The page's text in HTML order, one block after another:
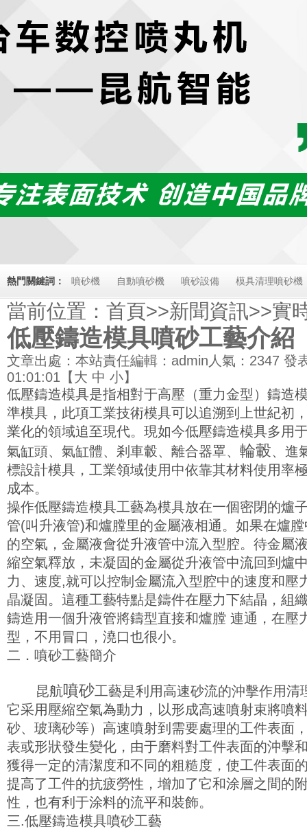
熱門關鍵詞： 噴砂機 自動噴砂機 噴砂設備 模具清理噴砂機
當前位置： 首頁>>新聞資訊>>實
低壓鑄造模具噴砂工藝介紹
文章出處：本站責任編輯：admin 人氣： 2347 發
01:01:01【大 中 小】
低壓鑄造模具是指相對于高壓（重力金型）鑄造
準模具，此項工業技術模具可以追溯到上世紀初
業化的領域追至現代。現如今低壓鑄造模具多用
氣缸頭、氣缸體、剎車轂、離合器罩、 輪轂、進
標設計模具，工業領域使用中依靠其材料使用率
成本。
操作低壓鑄造模具工藝為模具放在一個密閉的爐
管(叫升液管)和爐膛里的金屬液相通。如果在爐
的空氣，金屬液會從升液管中流入型腔。待金屬
縮空氣釋放，未凝固的金屬從升液管中流回到爐
力、速度,就可以控制金屬流入型腔中的速度和壓
晶凝固。這種工藝特點是鑄件在壓力下結晶，組
鑄造用一個升液管將鑄型直接和爐膛 連通，在壓
型，不用冒口，澆口也很小。
二．噴砂工藝簡介
昆航噴砂工藝是利用高速砂流的沖擊作用清
它采用壓縮空氣為動力，以形成高速噴射束將噴
砂、玻璃砂等）高速噴射到需要處理的工件表面
表或形狀發生變化，由于磨料對工件表面的沖擊
獲得一定的清潔度和不同的粗糙度，使工件表面
提高了工件的抗疲勞性，增加了它和涂層之間的
性，也有利于涂料的流平和裝飾。
三.低壓鑄造模具噴砂工藝